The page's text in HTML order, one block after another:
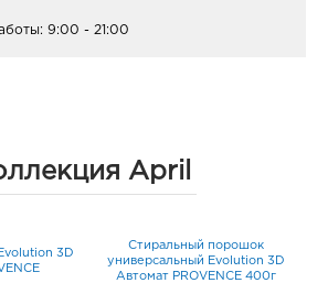
9:00 - 21:00
April
3D
Стиральный порошок
универсальный Evolution 3D
Автомат PROVENCE 400г